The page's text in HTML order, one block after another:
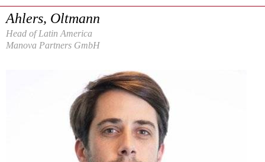
Ahlers, Oltmann
Head of Latin America
Manova Partners GmbH